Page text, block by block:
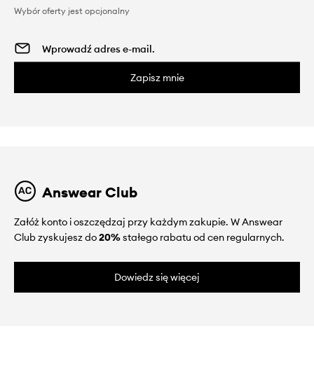
Wybór oferty jest opcjonalny
Zapisz mnie
Answear Club
Załóż konto i oszczędzaj przy każdym zakupie. W Answear
Club zyskujesz do20%stałego rabatu od cen regularnych.
Dowiedz się więcej